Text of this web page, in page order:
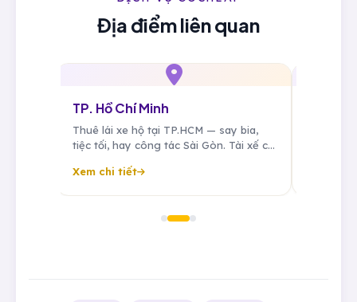
Địa điểm liên quan
TP. Hồ Chí Minh
Thuê lái xe hộ tại TP.HCM — say bia,
tiệc tối, hay công tác Sài Gòn. Tài xế cố
Tân Sơn Nhất, sẵn sàng 24/7.
Xem chi tiết